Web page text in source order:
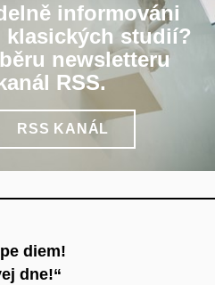
informováni
klasických studií?
newsletteru
RSS.
RSS KANÁL
diem!
dne!“